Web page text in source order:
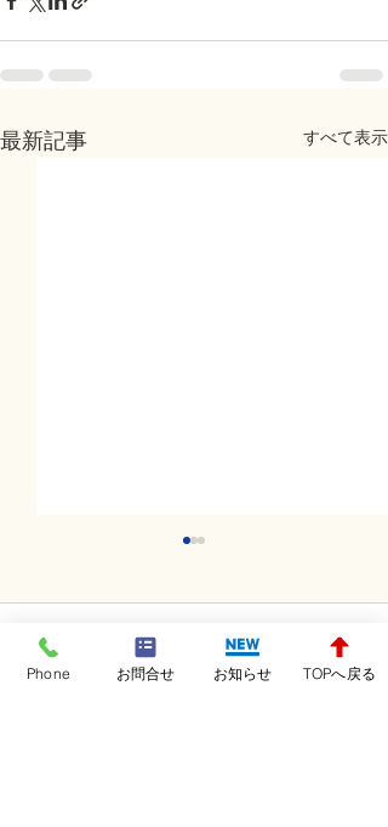
最新記事 すべて表示
コメント
Phone お問合せ お知らせ TOPへ戻る